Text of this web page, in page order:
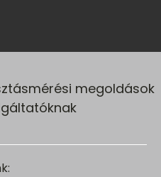
megoldások